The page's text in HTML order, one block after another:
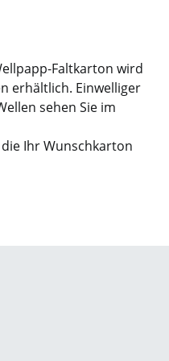
Faltkarton wird
erhältlich. Einwelliger
sehen Sie im
Ihr Wunschkarton